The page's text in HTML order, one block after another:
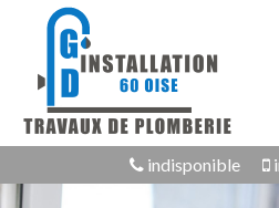
indisponible